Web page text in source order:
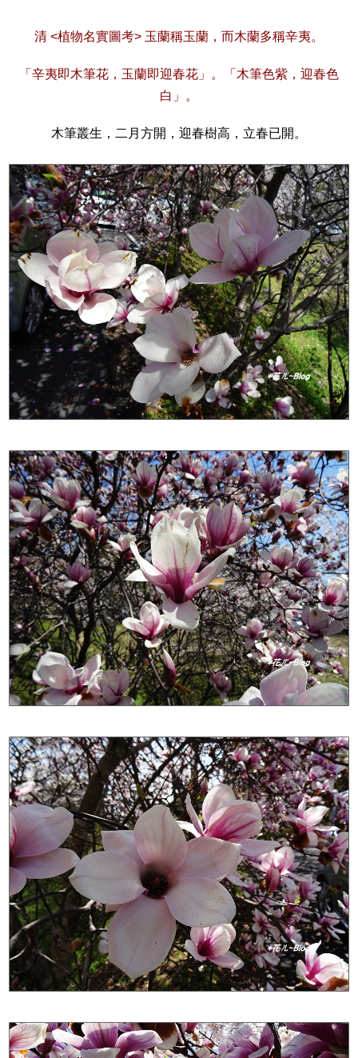
清 <植物名實圖考> 玉蘭稱玉蘭，而木蘭多稱辛夷。
「辛夷即木筆花，玉蘭即迎春花」。「木筆色紫，迎春色
白」。
木筆叢生，二月方開，迎春樹高，立春已開。